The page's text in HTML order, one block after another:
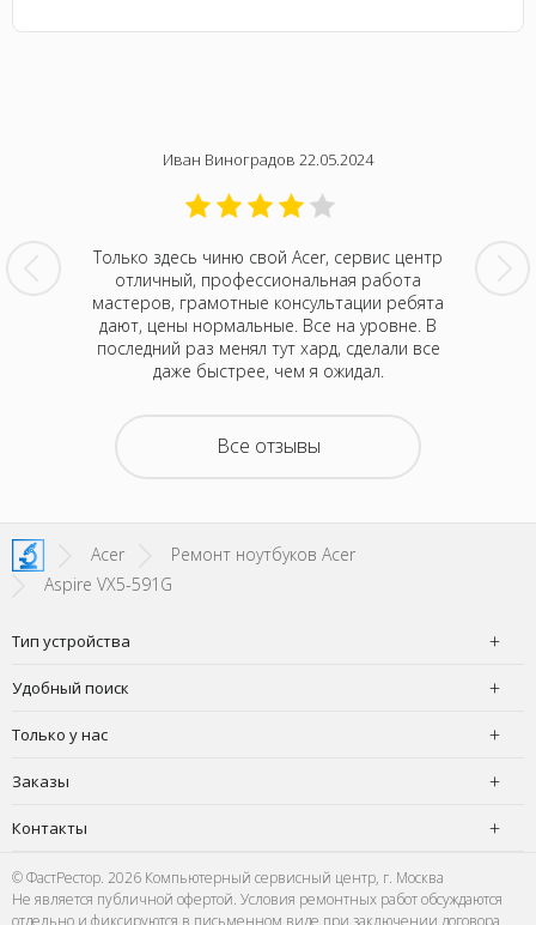
в
Иван Виноградов 22.05.2024
Только здесь чиню свой Acer, сервис центр
отличный, профессиональная работа
мастеров, грамотные консультации ребята
дают, цены нормальные. Все на уровне. В
последний раз менял тут хард, сделали все
даже быстрее, чем я ожидал.
Очень
Все отзывы
Acer
Ремонт ноутбуков Acer
Aspire VX5-591G
Тип устройства
Удобный поиск
Только у нас
Заказы
Контакты
© ФастРестор. 2026 Компьютерный сервисный центр, г. Москва
Не является публичной офертой. Условия ремонтных работ обсуждаются
отдельно и фиксируются в письменном виде при заключении договора.